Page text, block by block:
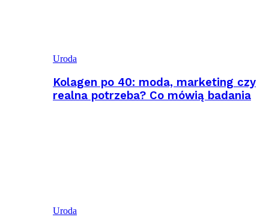
Uroda
Kolagen po 40: moda, marketing czy
realna potrzeba? Co mówią badania
Uroda